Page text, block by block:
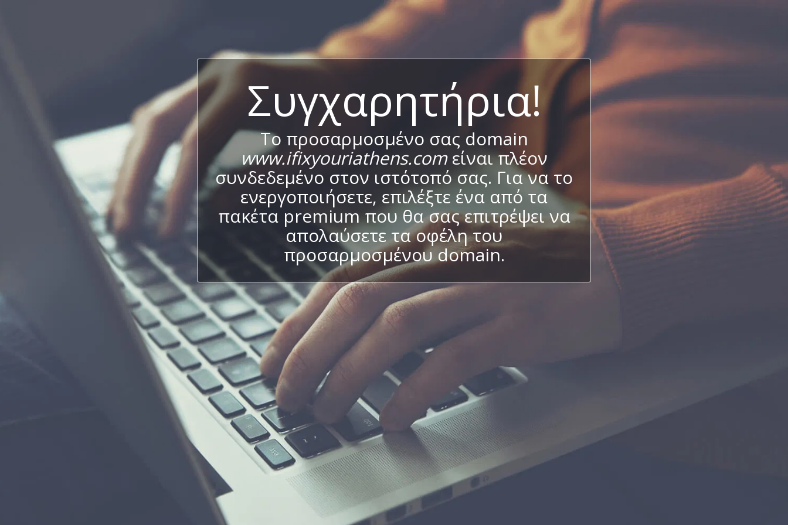
Συγχαρητήρια!
Το προσαρμοσμένο σας domain
www.ifixyouriathens.comείναι πλέον
συνδεδεμένο στον ιστότοπό σας. Για να το
ενεργοποιήσετε, επιλέξτε ένα από τα
πακέτα premium που θα σας επιτρέψει να
απολαύσετε τα οφέλη του
προσαρμοσμένου domain.